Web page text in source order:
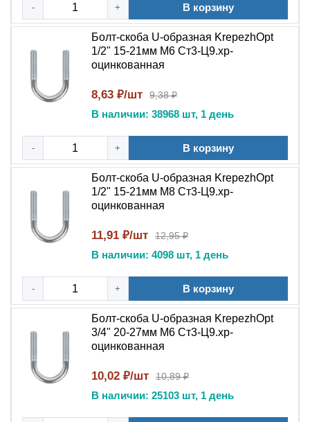
- + В корзину
Болт-скоба U-образная KrepezhOpt
1/2" 15-21мм М6 Ст3-Ц9.хр-
оцинкованная
8,63 ₽/шт 9,38 ₽
В наличии: 38968 шт, 1 день
- + В корзину
Болт-скоба U-образная KrepezhOpt
1/2" 15-21мм М8 Ст3-Ц9.хр-
оцинкованная
11,91 ₽/шт 12,95 ₽
В наличии: 4098 шт, 1 день
- + В корзину
Болт-скоба U-образная KrepezhOpt
3/4" 20-27мм М6 Ст3-Ц9.хр-
оцинкованная
10,02 ₽/шт 10,89 ₽
В наличии: 25103 шт, 1 день